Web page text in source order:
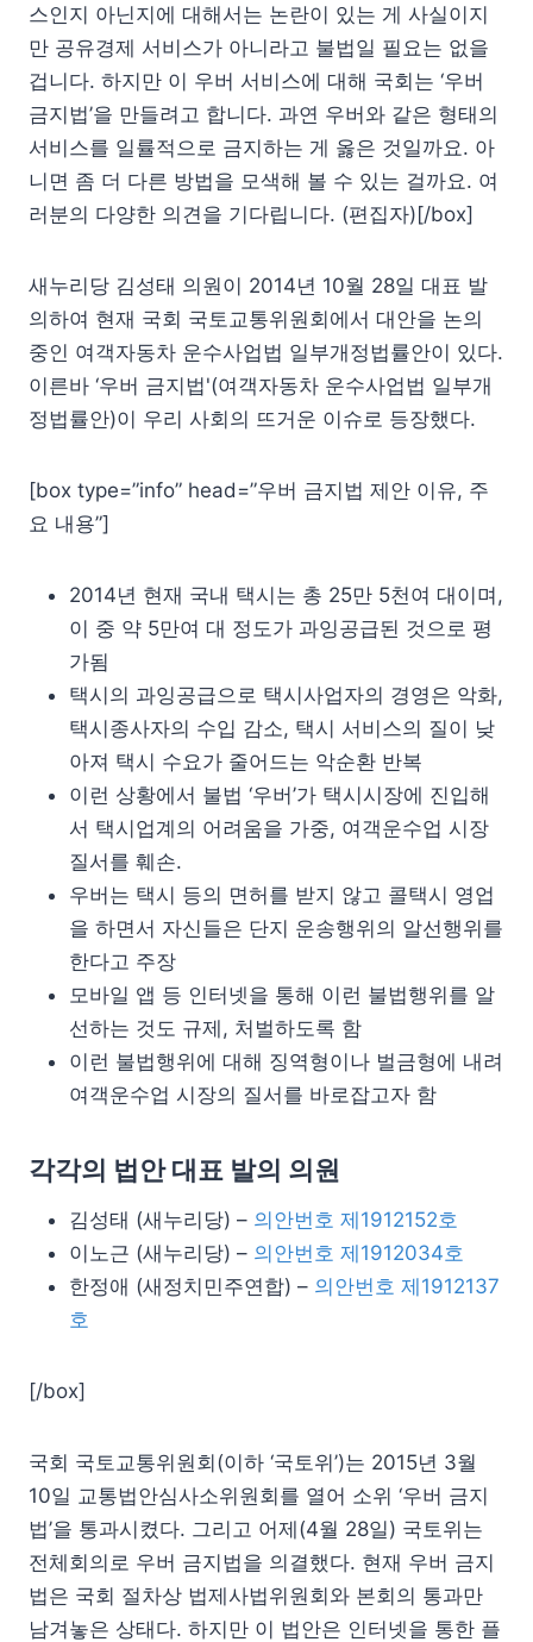
스인지 아닌지에 대해서는 논란이 있는 게 사실이지
만 공유경제 서비스가 아니라고 불법일 필요는 없을
겁니다. 하지만 이 우버 서비스에 대해 국회는 ‘우버
금지법’을 만들려고 합니다. 과연 우버와 같은 형태의
서비스를 일률적으로 금지하는 게 옳은 것일까요. 아
니면 좀 더 다른 방법을 모색해 볼 수 있는 걸까요. 여
러분의 다양한 의견을 기다립니다. (편집자)[/box]
새누리당 김성태 의원이 2014년 10월 28일 대표 발
의하여 현재 국회 국토교통위원회에서 대안을 논의
중인 여객자동차 운수사업법 일부개정법률안이 있다.
이른바 ‘우버 금지법'(여객자동차 운수사업법 일부개
정법률안)이 우리 사회의 뜨거운 이슈로 등장했다.
[box type=”info” head=”우버 금지법 제안 이유, 주
요 내용”]
2014년 현재 국내 택시는 총 25만 5천여 대이며,
이 중 약 5만여 대 정도가 과잉공급된 것으로 평
가됨
택시의 과잉공급으로 택시사업자의 경영은 악화,
택시종사자의 수입 감소, 택시 서비스의 질이 낮
아져 택시 수요가 줄어드는 악순환 반복
이런 상황에서 불법 ‘우버’가 택시시장에 진입해
서 택시업계의 어려움을 가중, 여객운수업 시장
질서를 훼손.
우버는 택시 등의 면허를 받지 않고 콜택시 영업
을 하면서 자신들은 단지 운송행위의 알선행위를
한다고 주장
모바일 앱 등 인터넷을 통해 이런 불법행위를 알
선하는 것도 규제, 처벌하도록 함
이런 불법행위에 대해 징역형이나 벌금형에 내려
여객운수업 시장의 질서를 바로잡고자 함
각각의 법안 대표 발의 의원
김성태 (새누리당) – 의안번호 제1912152호
이노근 (새누리당) – 의안번호 제1912034호
한정애 (새정치민주연합) – 의안번호 제1912137
호
[/box]
국회 국토교통위원회(이하 ‘국토위’)는 2015년 3월
10일 교통법안심사소위원회를 열어 소위 ‘우버 금지
법’을 통과시켰다. 그리고 어제(4월 28일) 국토위는
전체회의로 우버 금지법을 의결했다. 현재 우버 금지
법은 국회 절차상 법제사법위원회와 본회의 통과만
남겨놓은 상태다. 하지만 이 법안은 인터넷을 통한 플